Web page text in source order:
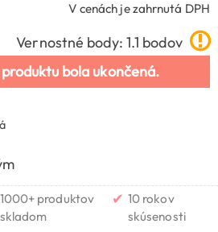
V cenách je zahrnutá DPH
Vernostné body: 1.1 bodov
bola ukončená.
1000+ produktov
skladom
✔ 10 rokov
skúsenosti